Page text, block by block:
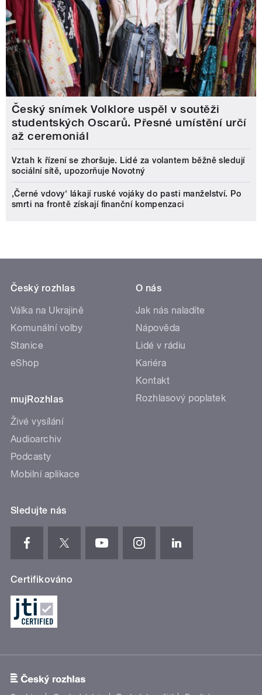
Český snímek Volklore uspěl v soutěži
studentských Oscarů. Přesné umístění určí
až ceremoniál
Vztah k řízení se zhoršuje. Lidé za volantem běžně sledují
sociální sítě, upozorňuje Novotný
‚Černé vdovy‘ lákají ruské vojáky do pasti manželství. Po
smrti na frontě získají finanční kompenzaci
Český rozhlas
Válka na Ukrajině
Komunální volby
Stanice
eShop
mujRozhlas
Živé vysílání
Audioarchiv
Podcasty
Mobilní aplikace
O nás
Jak nás naladíte
Nápověda
Lidé v rádiu
Kariéra
Kontakt
Rozhlasový poplatek
Sledujte nás
Certifikováno